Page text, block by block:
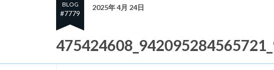
BLOG
#7779
2025年 4月 24日